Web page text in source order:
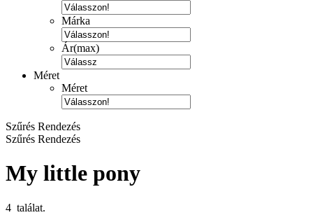
Márka
Ár(max)
Méret
Méret
Szűrés Rendezés
Szűrés Rendezés
My little pony
4 találat.